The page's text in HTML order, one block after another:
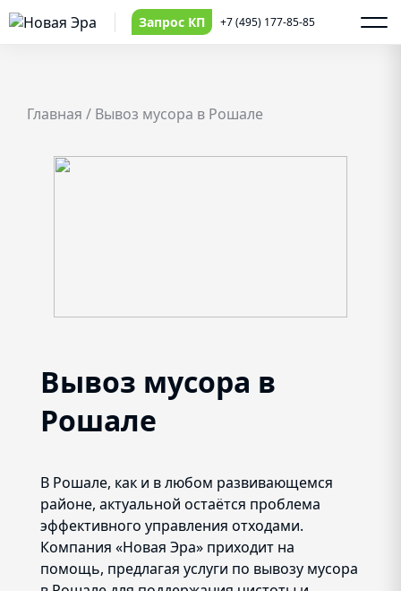
Запрос КП +7 (495) 177-85-85
Главная / Вывоз мусора в Рошале
Вывоз мусора в
Рошале
В Рошале, как и в любом развивающемся
районе, актуальной остаётся проблема
эффективного управления отходами.
Компания «Новая Эра» приходит на
помощь, предлагая услуги по вывозу мусора